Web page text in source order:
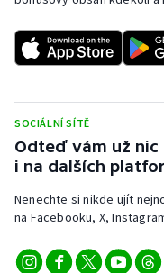
SOCIÁLNÍ SÍTĚ
Odteď vám už nic
i na dalších
Nenechte si nikde ujít
na Facebooku, X,